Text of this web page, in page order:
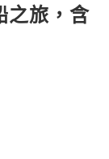
之旅，含